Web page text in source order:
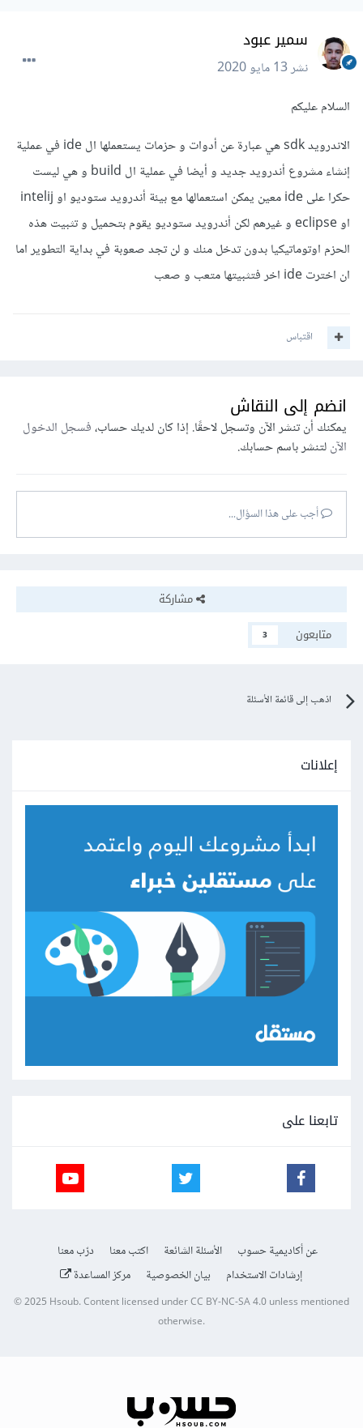
سمير عبود
نشر13 مايو 2020
السلام عليكم
الاندرويد sdk هي عبارة عن أدوات و حزمات يستعملها ال ide في عملية
إنشاء مشروع أندرويد جديد و أيضا في عملية ال build و هي ليست
حكرا على ide معين يمكن استعمالها مع بيئة أندرويد ستوديو او intelij
او eclipse و غيرهم لكن أندرويد ستوديو يقوم بتحميل و تثبيت هذه
الحزم اوتوماتيكيا بدون تدخل منك و لن تجد صعوبة في بداية التطوير اما
ان اخترت ide اخر فتثبيتها متعب و صعب
اقتباس
انضم إلى النقاش
يمكنك أن تنشر الآن وتسجل لاحقًا. إذا كان لديك حساب،فسجل الدخول
الآنلتنشر باسم حسابك.
أجب على هذا السؤال...
مشاركة
متابعون
3
اذهب إلى قائمة الأسئلة
إعلانات
تابعنا على
عن أكاديمية حسوب الأسئلة الشائعة اكتب معنا
درّب معنا
إرشادات الاستخدام
بيان الخصوصية مركز المساعدة
© 2025Hsoub.Content licensed underCC BY-NC-SA 4.0unless mentioned
otherwise.